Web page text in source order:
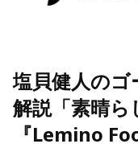
塩貝健人の
解説「素晴ら
『Lemino